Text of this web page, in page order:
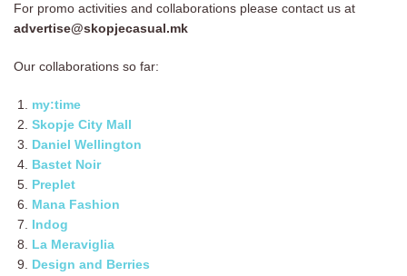
For promo activities and collaborations please contact us at
advertise@skopjecasual.mk
Our collaborations so far:
my:time
Skopje City Mall
Daniel Wellington
Bastet Noir
Preplet
Mana Fashion
Indog
La Meraviglia
Design and Berries